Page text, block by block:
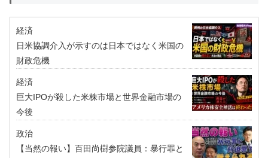
経済
日米協調介入が示すのは日本ではなく米国の
財政危機
経済
巨大IPOが殺した米株市場と世界金融市場の
今後
政治
【当然の報い】百田尚樹参院議員：暴行罪と